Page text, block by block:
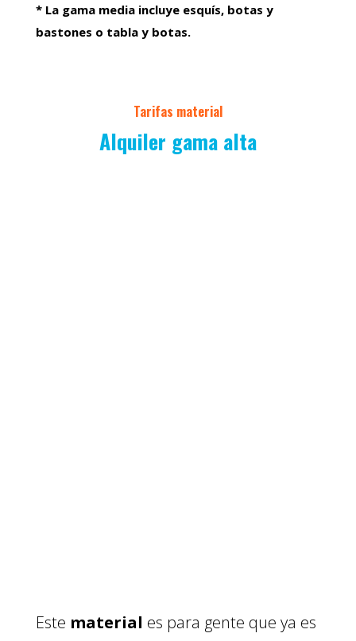
* La gama media incluye esquís, botas y
bastones o tabla y botas.
Tarifas material
Alquiler gama alta
Este material es para gente que ya es